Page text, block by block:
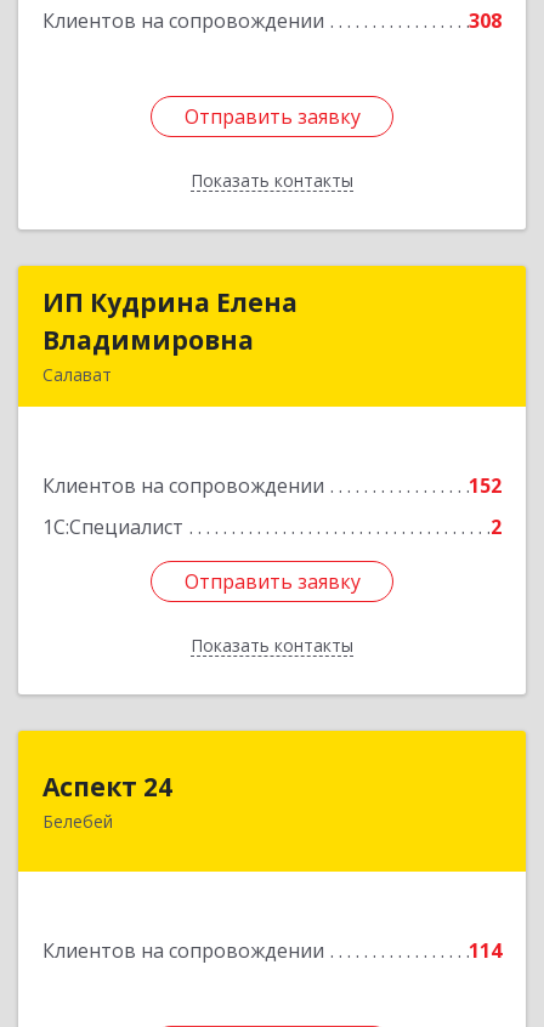
Клиентов на сопровождении 308
Отправить заявку
Показать контакты
Подробнее
Отправить заявку
Назад
ИП Кудрина Елена
Владимировна
Салават
Клиентов на сопровождении
152
1С:Специалист
2
Отправить заявку
Показать контакты
ИП Кудрина Елена
Подробнее
Отправить заявку
Назад
Аспект 24
Белебей
Клиентов на сопровождении 114
452000, Башкортостан Респ, Белебей г, им